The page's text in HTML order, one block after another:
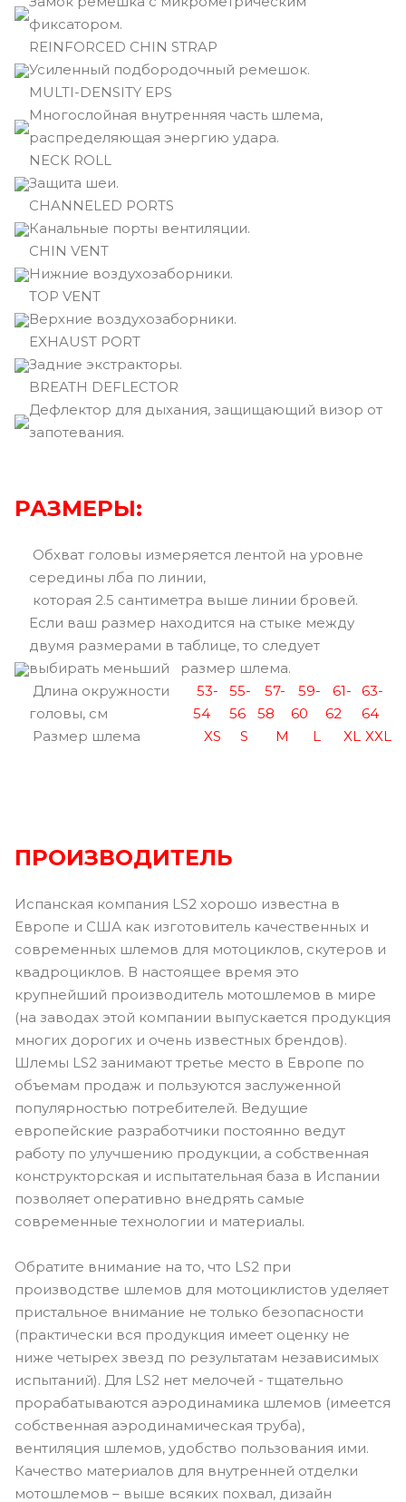
фиксатором.
REINFORCED CHIN STRAP
Усиленный подбородочный ремешок.
MULTI-DENSITY EPS
Многослойная внутренняя часть шлема,
распределяющая энергию удара.
NECK ROLL
Защита шеи.
CHANNELED PORTS
Канальные порты вентиляции.
CHIN VENT
Нижние воздухозаборники.
TOP VENT
Верхние воздухозаборники.
EXHAUST PORT
Задние экстракторы.
BREATH DEFLECTOR
Дефлектор для дыхания, защищающий визор от
запотевания.
РАЗМЕРЫ:
Обхват головы измеряется лентой на уровне
середины лба по линии,
которая 2.5 сантиметра выше линии бровей.
Если ваш размер находится на стыке между
двумя размерами в таблице, то следует
выбирать меньший размер шлема.
Длина окружности
головы, см
53-
54
55-
56
57-
58
59-
60
61-
62
63-
64
Размер шлема
XS S M L XL XXL
ПРОИЗВОДИТЕЛЬ
Испанская компания LS2 хорошо известна в
Европе и США как изготовитель качественных и
современных шлемов для мотоциклов, скутеров и
квадроциклов. В настоящее время это
крупнейший производитель мотошлемов в мире
(на заводах этой компании выпускается продукция
многих дорогих и очень известных брендов).
Шлемы LS2 занимают третье место в Европе по
объемам продаж и пользуются заслуженной
популярностью потребителей. Ведущие
европейские разработчики постоянно ведут
работу по улучшению продукции, а собственная
конструкторская и испытательная база в Испании
позволяет оперативно внедрять самые
современные технологии и материалы.
Обратите внимание на то, что LS2 при
производстве шлемов для мотоциклистов уделяет
пристальное внимание не только безопасности
(практически вся продукция имеет оценку не
ниже четырех звезд по результатам независимых
испытаний). Для LS2 нет мелочей - тщательно
прорабатываются аэродинамика шлемов (имеется
собственная аэродинамическая труба),
вентиляция шлемов, удобство пользования ими.
Качество материалов для внутренней отделки
мотошлемов – выше всяких похвал, дизайн